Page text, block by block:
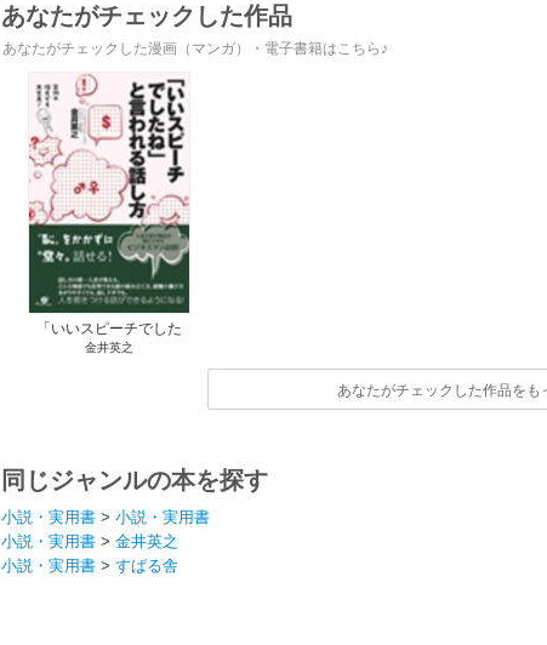
あなたがチェックした作品
あなたがチェックした漫画（マンガ）・電子書籍はこちら♪
「いいスピーチでした
ね」と言われる話し方
金井英之
あなたがチェックした作品をも
同じジャンルの本を探す
小説・実用書 > 小説・実用書
小説・実用書 > 金井英之
小説・実用書 > すばる舎